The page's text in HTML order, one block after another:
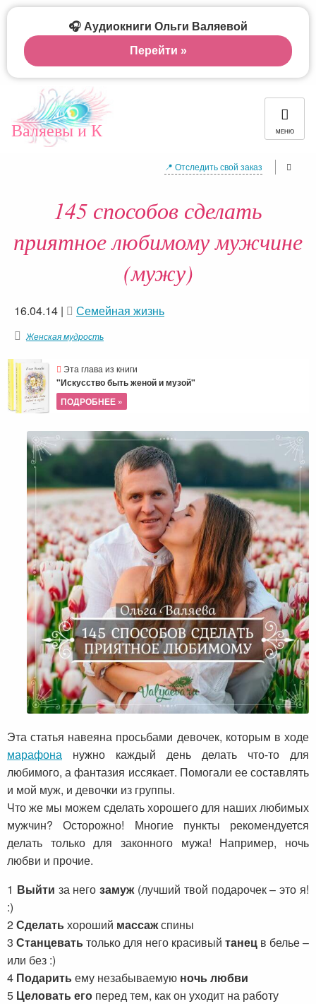
Валяевы и К МЕНЮ
📍 Отследить свой заказ
145 способов сделать
приятное любимому мужчине
(мужу)
16.04.14 | Семейная жизнь
Женская мудрость
Эта глава из книги
"Искусство быть женой и музой"
ПОДРОБНЕЕ »
Эта статья навеяна просьбами девочек, которым в ходе
марафона нужно каждый день делать что-то для
любимого, а фантазия иссякает. Помогали ее составлять
и мой муж, и девочки из группы.
Что же мы можем сделать хорошего для наших любимых
мужчин? Осторожно! Многие пункты рекомендуется
делать только для законного мужа! Например, ночь
любви и прочие.
1 Выйти за негозамуж(лучший твой подарочек – это я!
:)
2Сделатьхороший массажспины
3 Станцеватьтолько для него красивый танец в белье –
или без :)
4 Подаритьему незабываемую ночь любви
5 Целовать его перед тем, как он уходит на работу
🎧 Аудиокниги Ольги Валяевой
Перейти »